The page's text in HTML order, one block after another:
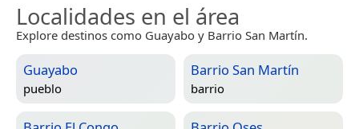
Localidades en el área
Explore destinos como Guayabo y Barrio San Martín.
Guayabo
pueblo
Barrio San Martín
barrio